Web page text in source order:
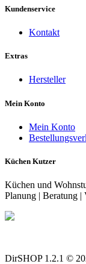
Kundenservice
Kontakt
Extras
Hersteller
Mein Konto
Mein Konto
Küchen Kutzer
Küchen und
Planung | Beratung
DirSHOP 1.2.1 ©